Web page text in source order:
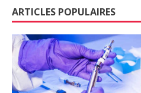
ARTICLES POPULAIRES